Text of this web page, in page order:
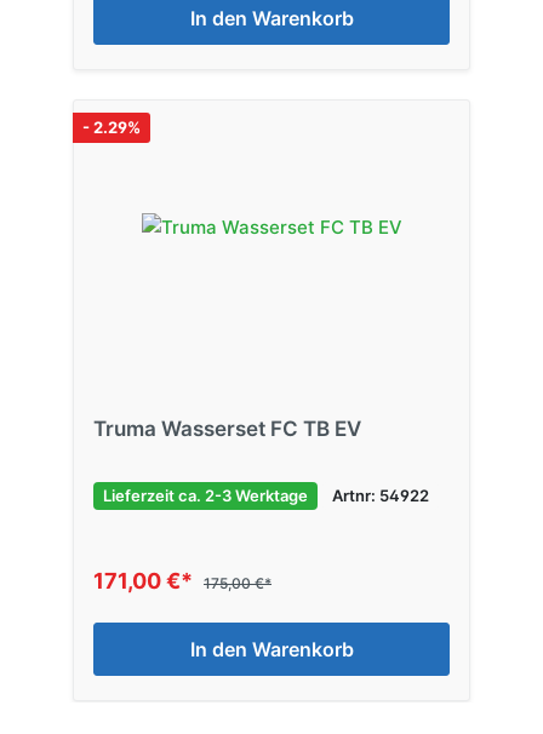
In den Warenkorb
- 2.29%
Truma Wasserset FC TB EV
Lieferzeit ca. 2-3 Werktage Artnr: 54922
171,00 €* 175,00 €*
In den Warenkorb